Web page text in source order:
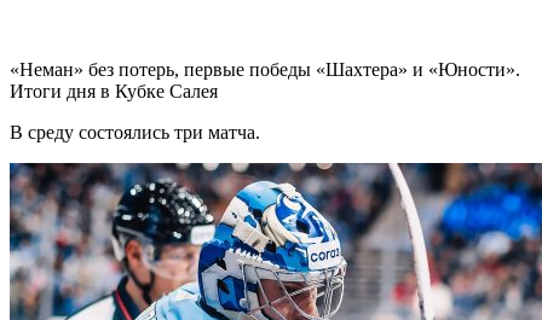
«Неман» без потерь, первые победы «Шахтера» и «Юности».
Итоги дня в Кубке Салея
В среду состоялись три матча.